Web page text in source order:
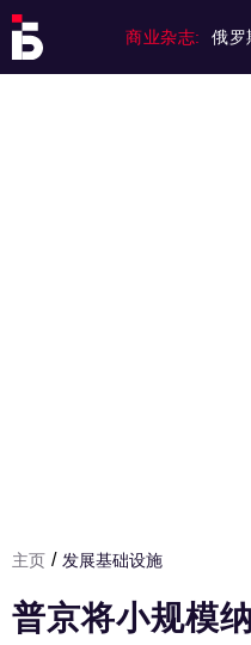
商业杂志: 俄罗
人力资源部
主页 / 发展基础设施
普京将小规模